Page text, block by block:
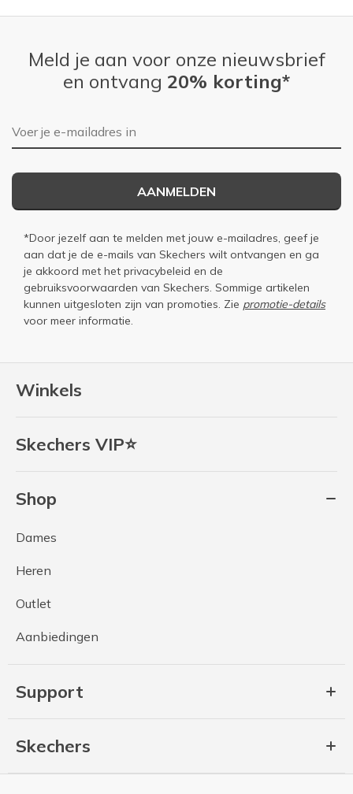
Winkels
Skechers VIP⭐
Shop
Dames
Heren
Outlet
Aanbiedingen
Support
Skechers
Meld je aan voor onze nieuwsbrief
en ontvang 20% korting*
E-mailadres
AANMELDEN
*Door jezelf aan te melden met jouw e-mailadres, geef je
aan dat je de e-mails van Skechers wilt ontvangen en ga
je akkoord met het privacybeleid en de
gebruiksvoorwaarden van Skechers. Sommige artikelen
kunnen uitgesloten zijn van promoties. Zie promotie-details
voor meer informatie.